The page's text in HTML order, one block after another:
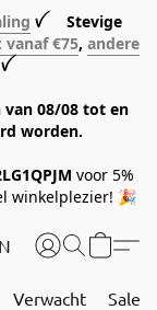
ꪜ Stevige
vanaf €75, andere
ꪜ
08/08 tot en
worden.
voor 5%
winkelplezier! 🎉
Verwacht Sale